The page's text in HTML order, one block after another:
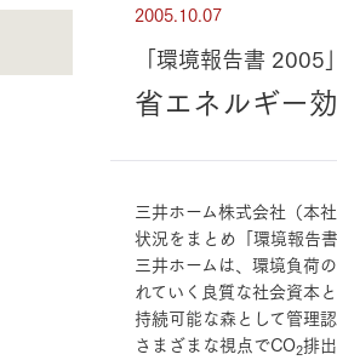
土地・建物探しをコンサルティン
ランドパートナー
ランドパートナー一覧
ご相談デスク
イベント＆セミナー
セミナー・相談会情報
セミナー・内覧会レポート
福祉・介護施設実例
文教・保育施設実例
商業施設実例
都市建築実例
お問い合わせフォーム
万全のサポート
2005.10.07
「環境報告書 2005
省エネルギー
三井ホーム株式会社（本
状況をまとめ「環境報告
三井ホームは、環境負荷
れていく良質な社会資本
持続可能な森として管理
さまざまな視点でCO2排